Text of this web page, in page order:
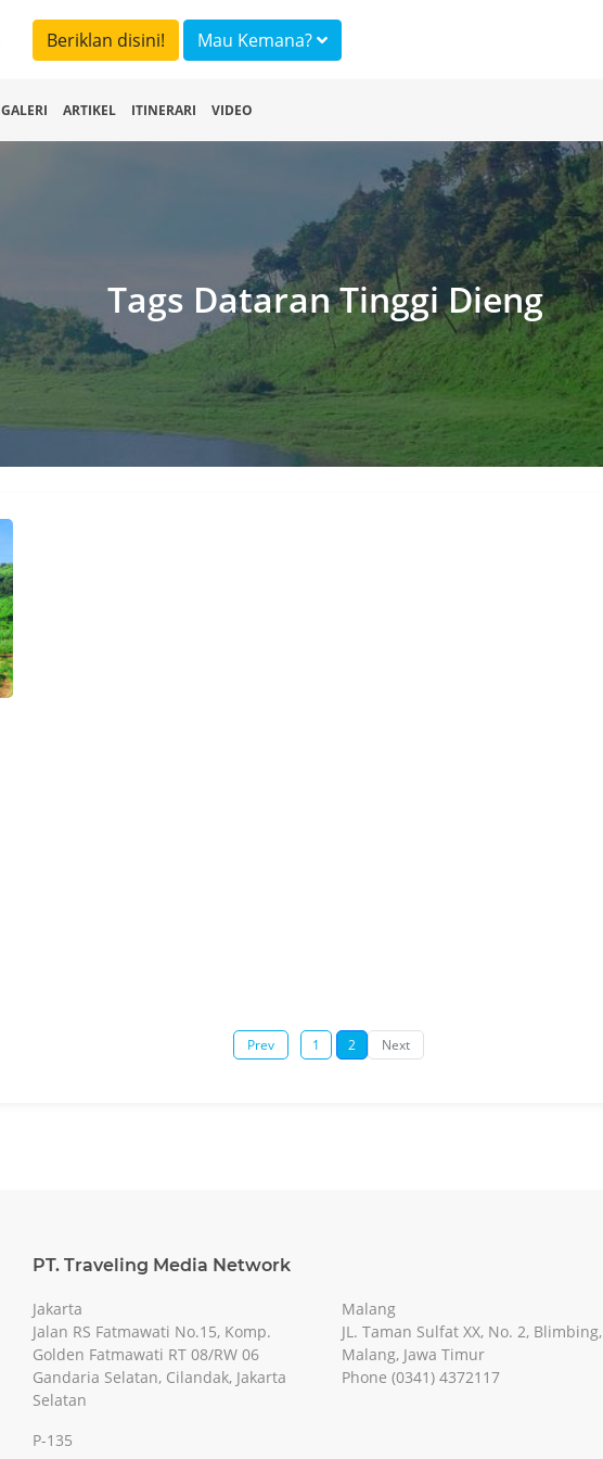
Beriklan disini! Mau Kemana?
GALERI ARTIKEL ITINERARI VIDEO
Tags Dataran Tinggi Dieng
Prev 1 2 Next
PT. Traveling Media Network
Jakarta
Jalan RS Fatmawati No.15, Komp.
Golden Fatmawati RT 08/RW 06
Gandaria Selatan, Cilandak, Jakarta
Selatan
P-135
Malang
JL. Taman Sulfat XX, No. 2, Blimbing,
Malang, Jawa Timur
Phone (0341) 4372117